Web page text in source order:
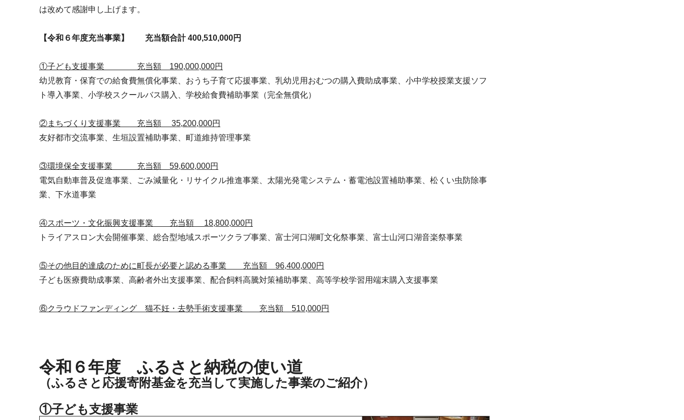
は改めて感謝申し上げます。
【令和６年度充当事業】 充当額合計 400,510,000円
①子ども支援事業 充当額 190,000,000円
幼児教育・保育での給食費無償化事業、おうち子育て応援事業、乳幼児用おむつの購入費助成事業、小中学校授業支援ソフ
ト導入事業、小学校スクールバス購入、学校給食費補助事業（完全無償化）
②まちづくり支援事業 充当額 35,200,000円
友好都市交流事業、生垣設置補助事業、町道維持管理事業
③環境保全支援事業 充当額 59,600,000円
電気自動車普及促進事業、ごみ減量化・リサイクル推進事業、太陽光発電システム・蓄電池設置補助事業、松くい虫防除事
業、下水道事業
④スポーツ・文化振興支援事業 充当額 18,800,000円
トライアスロン大会開催事業、総合型地域スポーツクラブ事業、富士河口湖町文化祭事業、富士山河口湖音楽祭事業
⑤その他目的達成のために町長が必要と認める事業 充当額 96,400,000円
子ども医療費助成事業、高齢者外出支援事業、配合飼料高騰対策補助事業、高等学校学習用端末購入支援事業
⑥クラウドファンディング 猫不妊・去勢手術支援事業 充当額 510,000円
令和６年度 ふるさと納税の使い道
（ふるさと応援寄附基金を充当して実施した事業のご紹介）
①子ども支援事業